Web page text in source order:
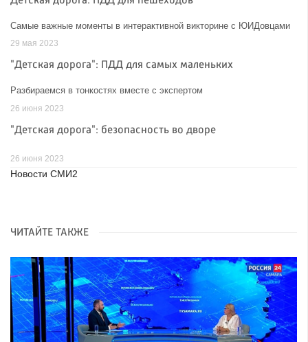
Самые важные моменты в интерактивной викторине с ЮИДовцами
29 мая 2023
"Детская дорога": ПДД для самых маленьких
Разбираемся в тонкостях вместе с экспертом
26 июня 2023
"Детская дорога": безопасность во дворе
26 июня 2023
Новости СМИ2
ЧИТАЙТЕ ТАКЖЕ